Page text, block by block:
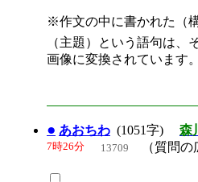
※作文の中に書かれた（
（主題）という語句は、
画像に変換されています。
● あおちわ (1051字) 森
7時26分 13709 （質問の